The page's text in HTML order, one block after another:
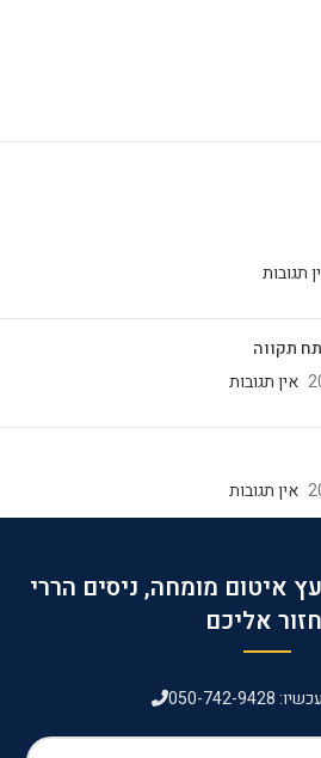
תגובות
תקווה
אין תגובות
אין תגובות
איטום מומחה, ניסים הררי
אליכם
742-9428